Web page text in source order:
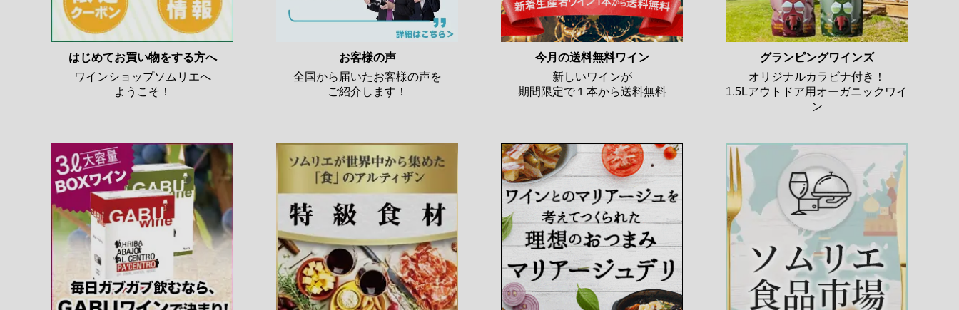
はじめてお買い物をする方へ
ワインショップソムリエへ
ようこそ！
お客様の声
全国から届いたお客様の声を
ご紹介します！
今月の送料無料ワイン
新しいワインが
期間限定で１本から送料無料
グランピングワインズ
オリジナルカラビナ付き！
1.5Lアウトドア用オーガニックワイ
ン